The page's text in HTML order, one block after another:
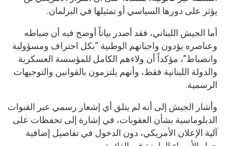
يؤثر على دورها السياسي أو تمثيلها في البرلمان.
أما الجيش اللبناني، فقد أصدر بياناً أوضح فيه أن ضباطه
وعناصره يؤدون واجباتهم الوطنية “بكل احتراف ومسؤولية
وانضباط”، مؤكداً أن ولاءهم الكامل للمؤسسة العسكرية
والدولة اللبنانية فقط، وأنهم يلتزمون بالقوانين والتوجيهات
الرسمية.
وأشار الجيش إلى أنه لم يتلق أي إشعار رسمي عبر القنوات
الدبلوماسية بشأن العقوبات، في إشارة إلى تحفظات على
آلية الإعلان الأمريكي، دون الدخول في تفاصيل إضافية